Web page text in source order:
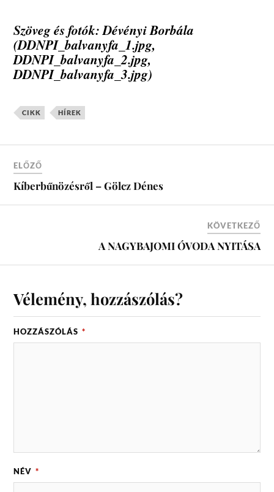
Szöveg és fotók: Dévényi Borbála
(DDNPI_balvanyfa_1.jpg,
DDNPI_balvanyfa_2.jpg,
DDNPI_balvanyfa_3.jpg)
CIKK HÍREK
ELŐZŐ
Kíberbűnözésről – Gölcz Dénes
KÖVETKEZŐ
A NAGYBAJOMI ÓVODA NYITÁSA
Vélemény, hozzászólás?
HOZZÁSZÓLÁS *
NÉV *